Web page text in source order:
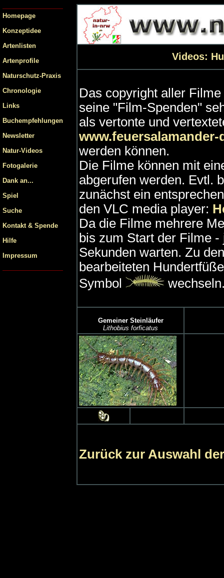
Homepage
Konzeptidee
Artenlisten
Artenprofile
Naturschutz-Praxis
Chronologie
Links
Buchempfehlungen
Newsletter
Natur-Videos
Fotogalerie
Dank an...
Spiel
Suche
Kontakt & Spende
Hilfe
Impressum
Videos:
Das copyright aller
seine "Film-Spenden"
als vertonte und
www.feuersalamander-
werden können.
Die Filme können mit
abgerufen werden. Evtl.
zunächst ein
den VLC media player:
Da die Filme mehrere
bis zum Start der Filme
Sekunden warten. Zu
bearbeiteten
Symbol
Gemeiner Steinläufer
Lithobius forficatus
Zurück zur Auswahl